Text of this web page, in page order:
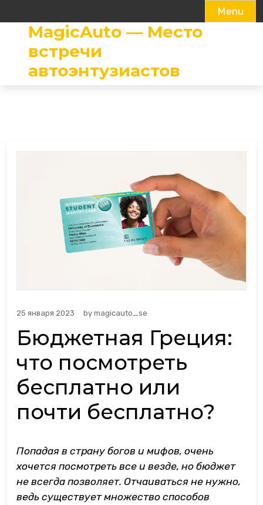
Menu
content
MagicAuto — Место
встречи
автоэнтузиастов
25 января 2023 by magicauto_se
Бюджетная Греция:
что посмотреть
бесплатно или
почти бесплатно?
Попадая в страну богов и мифов, очень
хочется посмотреть все и везде, но бюджет
не всегда позволяет. Отчаиваться не нужно,
ведь существует множество способов